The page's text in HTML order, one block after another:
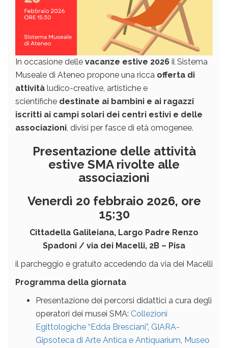
In occasione delle vacanze estive 2026 il Sistema
Museale di Ateneo propone una ricca offerta di
attività ludico-creative, artistiche e
scientifiche destinate ai bambini e ai ragazzi
iscritti ai campi solari dei centri estivi e delle
associazioni, divisi per fasce di età omogenee.
Presentazione delle attività
estive SMA rivolte alle
associazioni
Venerdì 20 febbraio 2026, ore
15:30
Cittadella Galileiana, Largo Padre Renzo
Spadoni / via dei Macelli, 2B – Pisa
il parcheggio è gratuito accedendo da via dei Macelli
Programma della giornata
Presentazione dei percorsi didattici a cura degli
operatori dei musei SMA: Collezioni
Egittologiche “Edda Bresciani”, GIARA-
Gipsoteca di Arte Antica e Antiquarium, Museo